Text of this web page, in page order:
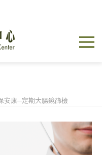
安康─定期大腸鏡篩檢